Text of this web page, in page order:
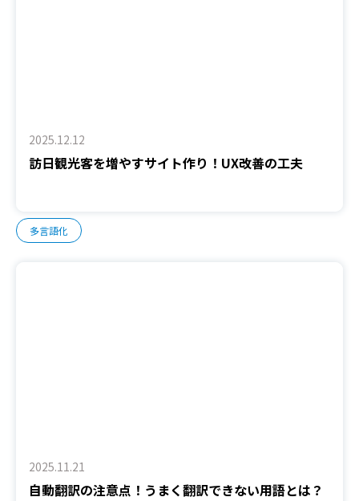
2025.12.12
訪日観光客を増やすサイト作り！UX改善の工夫
多言語化
2025.11.21
自動翻訳の注意点！うまく翻訳できない用語とは？